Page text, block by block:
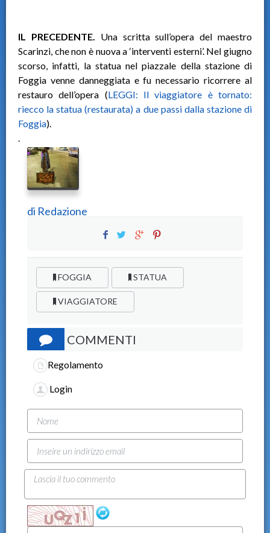
IL PRECEDENTE. Una scritta sull’opera del maestro
Scarinzi, che non è nuova a ‘interventi esterni’. Nel giugno
scorso, infatti, la statua nel piazzale della stazione di
Foggia venne danneggiata e fu necessario ricorrere al
restauro dell’opera (LEGGI: Il viaggiatore è tornato:
riecco la statua (restaurata) a due passi dalla stazione di
Foggia).
.
di Redazione
FOGGIA STATUA
VIAGGIATORE
COMMENTI
Regolamento
Login